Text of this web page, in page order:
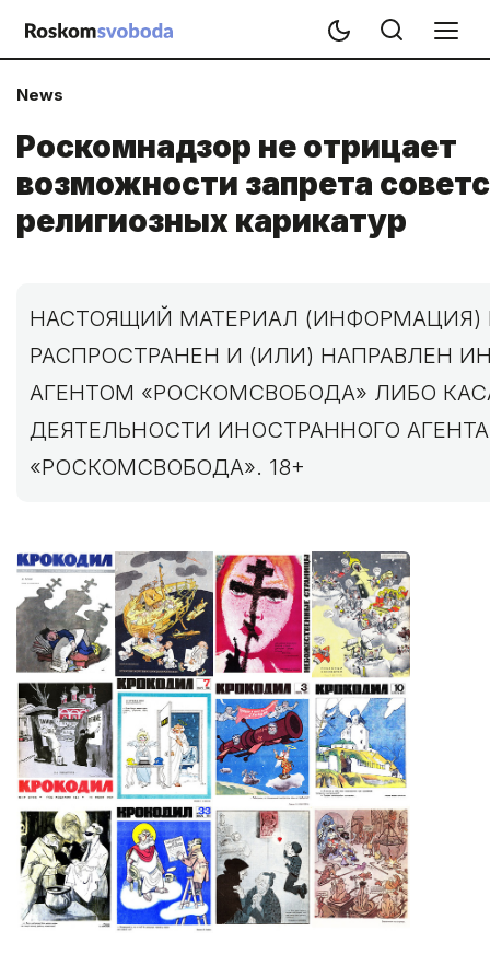
News
Роскомнадзор не отрицает
возможности запрета
религиозных карикатур
НАСТОЯЩИЙ МАТЕРИАЛ (ИНФОРМАЦИЯ)
РАСПРОСТРАНЕН И (ИЛИ) НАПРАВЛЕН
АГЕНТОМ «РОСКОМСВОБОДА» ЛИБО
ДЕЯТЕЛЬНОСТИ ИНОСТРАННОГО АГЕНТА
«РОСКОМСВОБОДА». 18+